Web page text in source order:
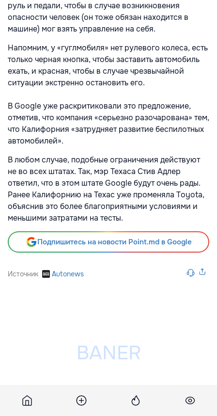
руль и педали, чтобы в случае возникновения
опасности человек (он тоже обязан находится в
машине) мог взять управление на себя.
Напомним, у «гуглмобиля» нет рулевого колеса, есть
только черная кнопка, чтобы заставить автомобиль
ехать, и красная, чтобы в случае чрезвычайной
ситуации экстренно остановить его.
В Google уже раскритиковали это предложение,
отметив, что компания «серьезно разочарована» тем,
что Калифорния «затрудняет развитие беспилотных
автомобилей».
В любом случае, подобные ограничения действуют
не во всех штатах. Так, мэр Техаса Стив Адлер
ответил, что в этом штате Google будут очень рады.
Ранее Калифорнию на Техас уже променяла Toyota,
объяснив это более благоприятными условиями и
меньшими затратами на тесты.
Подпишитесь на новости Point.md в Google
Источник Autonews